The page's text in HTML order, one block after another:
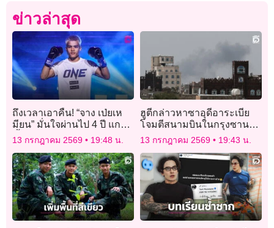
ข่าวล่าสุด
ถึงเวลาเอาคืน! “จาง เป่ยเห
มียน” มั่นใจผ่านไป 4 ปี แกร่ง
ขึ้น พร้อมชิงบัลลังก์ “ดิ เบล
13 กรกฎาคม 2569 19:48 น.
ฮูตีกล่าวหาซาอุดีอาระเบีย
โจมตีสนามบินในกรุงซานา
ขู่ตอบโต้หนัก
13 กรกฎาคม 2569 19:43 น.